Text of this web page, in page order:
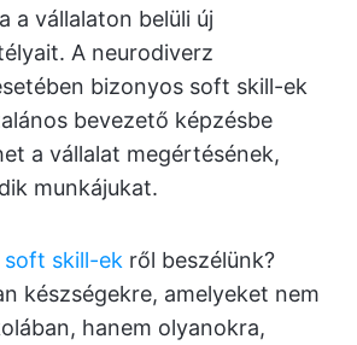
a vállalaton belüli új
A neurodiverz
bizonyos soft skill-ek
bevezető képzésbe
a vállalat megértésének,
munkájukat.
soft skill-ek ről beszélünk?
készségekre, amelyeket nem
hanem olyanokra,